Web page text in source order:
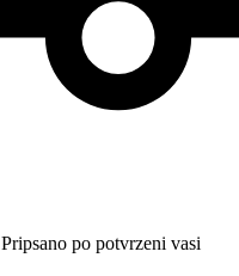
Pripsano po potvrzeni vasi